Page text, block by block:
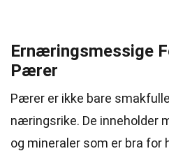
Ernæringsmessige
Pærer
Pærer er ikke bare
næringsrike. De inneholder
og mineraler som er bra for